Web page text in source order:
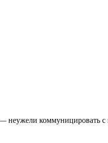
неужели коммуницировать